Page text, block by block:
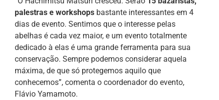
palestras e workshops bastante interessantes em 4
dias de evento. Sentimos que o interesse pelas
abelhas é cada vez maior, e um evento totalmente
dedicado à elas é uma grande ferramenta para sua
conservação. Sempre podemos considerar aquela
máxima, de que só protegemos aquilo que
conhecemos”, comenta o coordenador do evento,
Flávio Yamamoto.